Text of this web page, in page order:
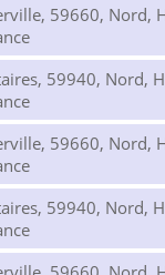
59660, Nord,
59940, Nord,
59660, Nord,
59940, Nord,